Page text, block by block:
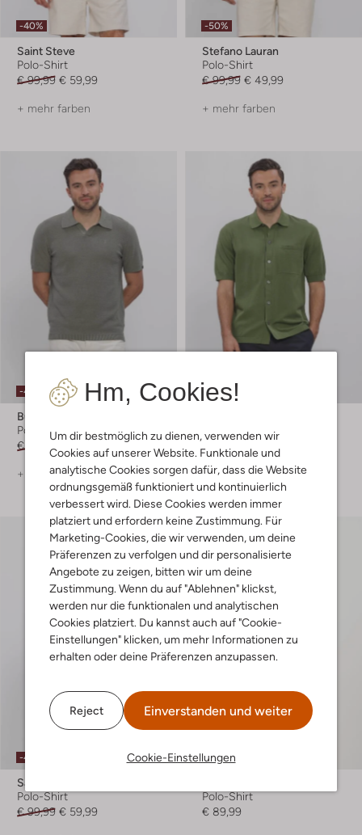
Hm, Cookies!
Um dir bestmöglich zu dienen, verwenden wir
Cookies auf unserer Website. Funktionale und
analytische Cookies sorgen dafür, dass die Website
ordnungsgemäß funktioniert und kontinuierlich
verbessert wird. Diese Cookies werden immer
platziert und erfordern keine Zustimmung. Für
Marketing-Cookies, die wir verwenden, um deine
Präferenzen zu verfolgen und dir personalisierte
Angebote zu zeigen, bitten wir um deine
Zustimmung. Wenn du auf "Ablehnen" klickst,
werden nur die funktionalen und analytischen
Cookies platziert. Du kannst auch auf "Cookie-
Einstellungen" klicken, um mehr Informationen zu
erhalten oder deine Präferenzen anzupassen.
Reject Einverstanden und weiter
Cookie-Einstellungen
-40%
Saint Steve
Polo-Shirt
€ 99,99 € 59,99
+ mehr farben
-50%
Stefano Lauran
Polo-Shirt
€ 99,99 € 49,99
+ mehr farben
-40%
Butcher Of Blue
Polo-Shirt
€ 129,99
€ 77,99
+ mehr farben
-50%
Polo-Shirt
€ 109,99
€ 54,99
+ mehr farben
-40%
Saint Steve
Polo-Shirt
€ 99,99 € 59,99
Polo-Shirt
€ 89,99